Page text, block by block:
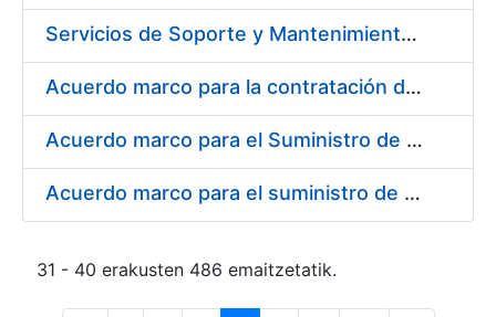
Servicios de Soporte y Mantenimiento Integral (correctivo, preventivo, evolutivo) del Sistema de Gestión del Ciclo de Vida de las Aplicaciones en el Área de Desarrollo de CERES
Acuerdo marco para la contratación del suministro de material de informática para equipos de producción
Acuerdo marco para el Suministro de Consumibles Informáticos
Acuerdo marco para el suministro de material de filtración
31 - 40 erakusten 486 emaitzetatik.